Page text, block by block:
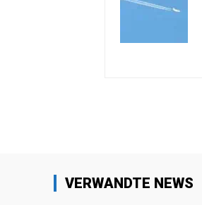
VERWANDTE NEWS